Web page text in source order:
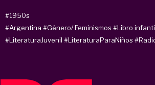
#1950s
#Argentina #Género/ Feminismos #Libro
#LiteraturaJuvenil #LiteraturaParaNiños